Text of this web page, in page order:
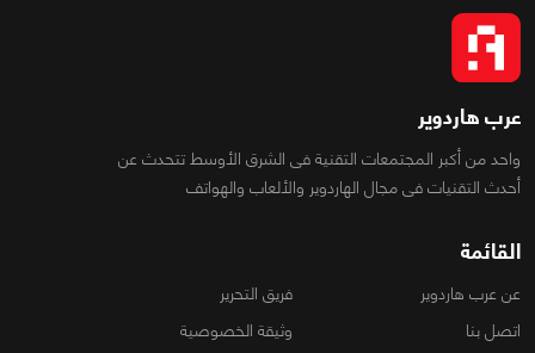
عرب هاردوير
واحد من أكبر المجتمعات التقنية فى الشرق الأوسط تتحدث عن
أحدث التقنيات فى مجال الهاردوير والألعاب والهواتف
القائمة
عن عرب هاردوير
فريق التحرير
اتصل بنا
وثيقة الخصوصية